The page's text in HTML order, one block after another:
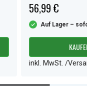
56,99 €
Auf Lager –
inkl. MwSt. /